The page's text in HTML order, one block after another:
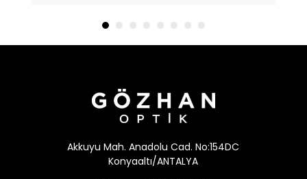
Akkuyu Mah. Anadolu Cad. No:154DC
Konyaaltı/ANTALYA